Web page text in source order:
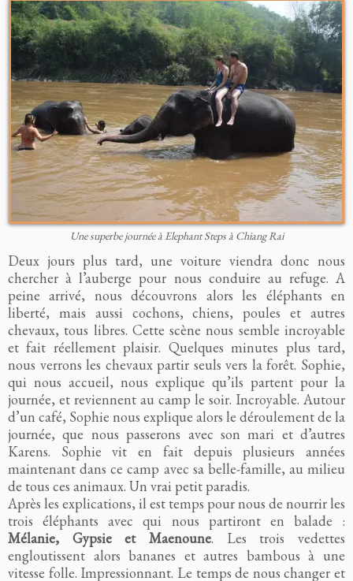
Une superbe journée à Elephant Steps à Chiang Rai
Deux jours plus tard, une voiture viendra donc nous
chercher à l’auberge pour nous conduire au refuge. A
peine arrivé, nous découvrons alors les éléphants en
liberté, mais aussi cochons, chiens, poules et autres
chevaux, tous libres. Cette scène nous semble incroyable
et fait réellement plaisir. Quelques minutes plus tard,
nous verrons les chevaux partir seuls vers la forêt. Sophie,
qui nous accueil, nous explique qu’ils partent pour la
journée, et reviennent au camp le soir. Incroyable. Autour
d’un café, Sophie nous explique alors le déroulement de la
journée, que nous passerons avec son mari et d’autres
Karens. Sophie vit en fait depuis plusieurs années
maintenant dans ce camp avec sa belle-famille, au milieu
de tous ces animaux. Un vrai petit paradis.
Après les explications, il est temps pour nous de nourrir les
trois éléphants avec qui nous partiront en balade :
Mélanie, Gypsie et Maenoune. Les trois vedettes
engloutissent alors bananes et autres bambous à une
vitesse folle. Impressionnant. Le temps de nous changer et